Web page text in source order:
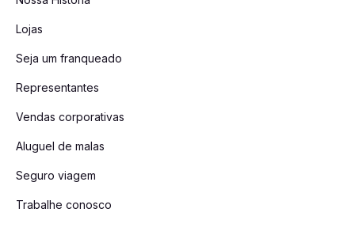
Lojas
Seja um franqueado
Representantes
Vendas corporativas
Aluguel de malas
Seguro viagem
Trabalhe conosco